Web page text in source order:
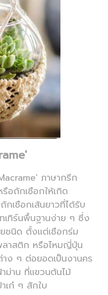
ภาษากรีก
อถักเชือกให้เกิด
กเชือกเส้นยาวที่ได้รับ
เทิร์นพื้นฐานง่าย ๆ ซึ่ง
ชนิด ตั้งแต่เชือกร่ม
ลาสติก หรือไหมญี่ปุ่น
าง ๆ ต่อยอดเป็นงานคร
ม่าน ที่แขวนต้นไม้
เก๋ ๆ สักใบ